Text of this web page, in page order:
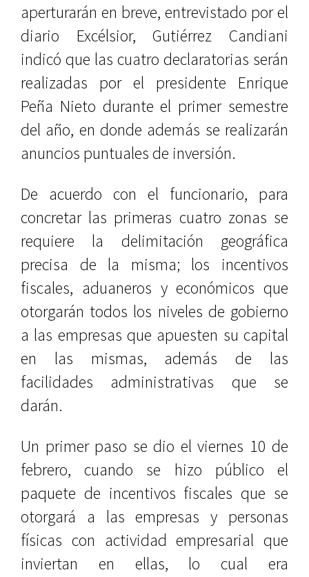
aperturarán en breve, entrevistado por el
diario Excélsior, Gutiérrez Candiani
indicó que las cuatro declaratorias serán
realizadas por el presidente Enrique
Peña Nieto durante el primer semestre
del año, en donde además se realizarán
anuncios puntuales de inversión.
De acuerdo con el funcionario, para
concretar las primeras cuatro zonas se
requiere la delimitación geográfica
precisa de la misma; los incentivos
fiscales, aduaneros y económicos que
otorgarán todos los niveles de gobierno
a las empresas que apuesten su capital
en las mismas, además de las
facilidades administrativas que se
darán.
Un primer paso se dio el viernes 10 de
febrero, cuando se hizo público el
paquete de incentivos fiscales que se
otorgará a las empresas y personas
físicas con actividad empresarial que
inviertan en ellas, lo cual era